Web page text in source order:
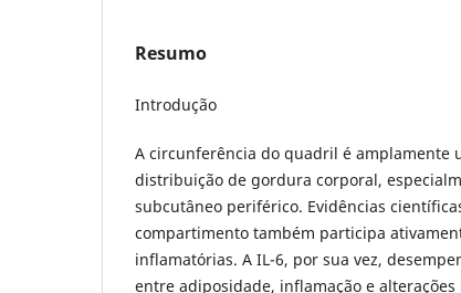
Resumo
Introdução
A circunferência do quadril é amplamente
distribuição de gordura corporal,
subcutâneo periférico. Evidências
compartimento também participa
inflamatórias. A IL-6, por sua vez,
entre adiposidade, inflamação e alterações